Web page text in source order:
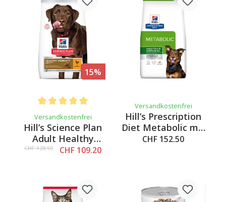
15%
Average rating of 5 out of 5 stars
Versandkostenfrei
Hill’s Science Plan
Adult Healthy
Mobility, Large,
CHF 128.50 CHF 109.20
Versandkostenfrei
Hill’s Prescription
Diet Metabolic mit
Lamm und Reis,
CHF 152.50